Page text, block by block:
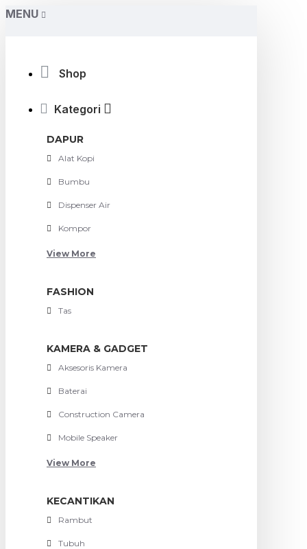
MENU
Shop
Kategori
DAPUR
Alat Kopi
Bumbu
Dispenser Air
Kompor
View More
FASHION
Tas
KAMERA & GADGET
Aksesoris Kamera
Baterai
Construction Camera
Mobile Speaker
View More
KECANTIKAN
Rambut
Tubuh